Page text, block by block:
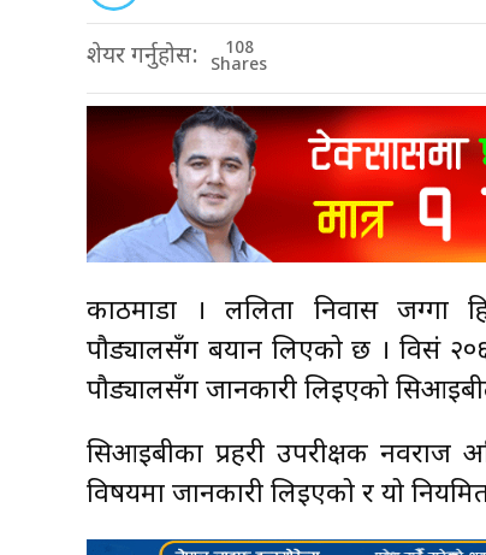
शेयर गर्नुहोस: 108
Shares
काठमाडौँ । ललिता निवास जग्गा
पौड्यालसँग बयान लिएको छ । विसं
पौड्यालसँग जानकारी लिइएको
सिआइबीका प्रहरी उपरीक्षक नवराज
विषयमा जानकारी लिइएको र यो